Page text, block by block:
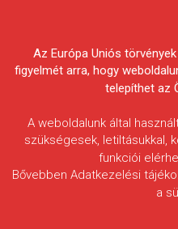
Egyesületek
HÍREK
Felhívás
Az Európa Uniós
figyelmét arra, hogy
telepíthet az
A weboldalunk által
szükségesek, letiltásukkal,
funkciói
Bővebben Adatkezelési
a